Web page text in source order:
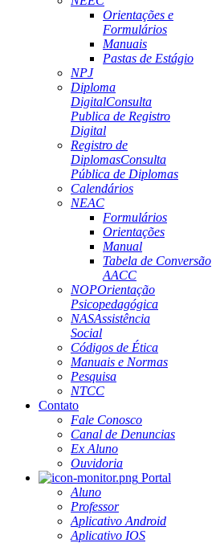
Orientações e
Formulários
Manuais
Pastas de Estágio
NPJ
Diploma
DigitalConsulta
Publica de Registro
Digital
Registro de
DiplomasConsulta
Pública de Diplomas
Calendários
NEAC
Formulários
Orientações
Manual
Tabela de Conversão
AACC
NOPOrientação
Psicopedagógica
NASAssistência
Social
Códigos de Ética
Manuais e Normas
Pesquisa
NTCC
Contato
Fale Conosco
Canal de Denuncias
Ex Aluno
Ouvidoria
Portal
Aluno
Professor
Aplicativo Android
Aplicativo IOS